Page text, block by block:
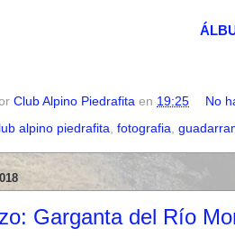
Club Alpino Piedrafita en 19:25
No
alpino piedrafita fotografia
Garganta del Río